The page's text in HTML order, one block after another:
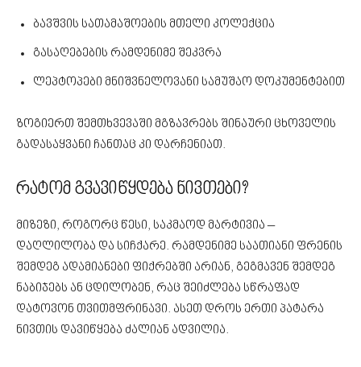
ბავშვის სათამაშოების მთელი კოლექცია
გასაღებების რამდენიმე შეკვრა
ლეპტოპები მნიშვნელოვანი სამუშაო დოკუმენტებით
ზოგიერთ შემთხვევაში მგზავრებს შინაური ცხოველის
გადასაყვანი ჩანთაც კი დარჩენიათ.
რატომ გვავიწყდება ნივთები?
მიზეზი, როგორც წესი, საკმაოდ მარტივია –
დაღლილობა და სიჩქარე. რამდენიმე საათიანი ფრენის
შემდეგ ადამიანები ფიქრებში არიან, გეგმავენ შემდეგ
ნაბიჯებს ან ცდილობენ, რაც შეიძლება სწრაფად
დატოვონ თვითმფრინავი. ასეთ დროს ერთი პატარა
ნივთის დავიწყება ძალიან ადვილია.